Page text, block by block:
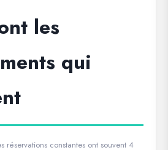
les
qui
réservations constantes ont souvent 4